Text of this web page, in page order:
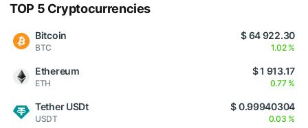
TOP 5 Cryptocurrencies
Bitcoin
BTC
$ 64 922.30
1.02 %
Ethereum
ETH
$ 1 913.17
0.77 %
Tether USDt
USDT
$ 0.99940304
0.03 %